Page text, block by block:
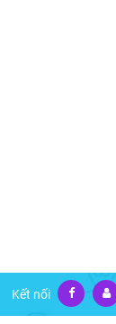
Kết nối